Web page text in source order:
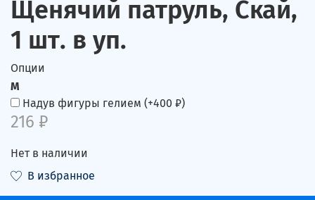
Щенячий патруль, Скай,
1 шт. в уп.
Опции
M
Надув фигуры гелием (+400 ₽)
216 ₽
Нет в наличии
В избранное